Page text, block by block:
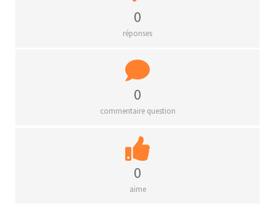
0
réponses
0
commentaire question
0
aime